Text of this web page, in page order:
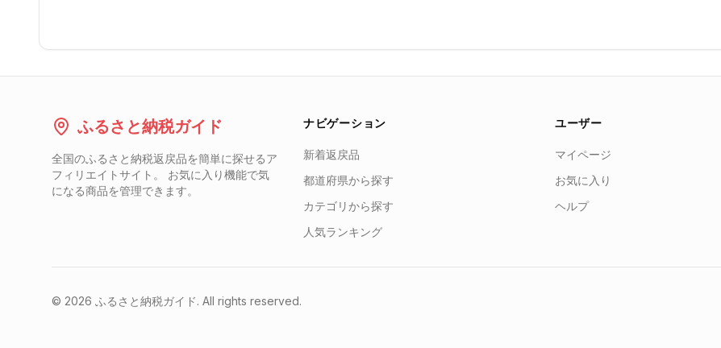
ふるさと納税ガイド
全国のふるさと納税返戻品を簡単に探せるア
フィリエイトサイト。 お気に入り機能で気
になる商品を管理できます。
ナビゲーション
新着返戻品
都道府県から探す
カテゴリから探す
人気ランキング
ユーザー
マイページ
お気に入り
ヘルプ
© 2026 ふるさと納税ガイド. All rights reserved.